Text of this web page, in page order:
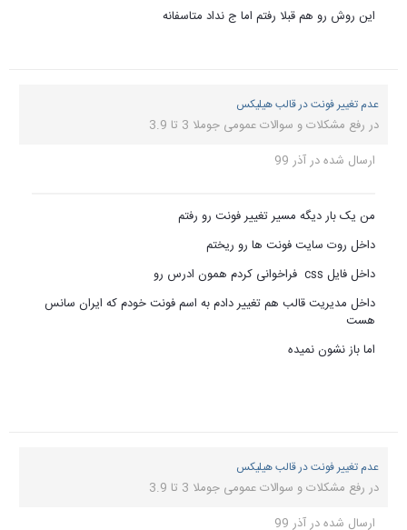
این روش رو هم قبلا رفتم اما ج نداد متاسفانه
عدم تغییر فونت در قالب هیلیکس
در رفع مشکلات و سوالات عمومی جوملا 3 تا 3.9
ارسال شده درآذر 99
من یک بار دیگه مسیر تغییر فونت رو رفتم
داخل روت سایت فونت ها رو ریختم
داخل فایل css فراخوانی کردم همون ادرس رو
داخل مدیریت قالب هم تغییر دادم به اسم فونت خودم که ایران سانس
هست
اما باز نشون نمیده
عدم تغییر فونت در قالب هیلیکس
در رفع مشکلات و سوالات عمومی جوملا 3 تا 3.9
ارسال شده درآذر 99